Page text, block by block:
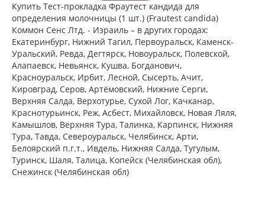
Купить Тест-прокладка Фраутест кандида для
определения молочницы (1 шт.) (Frautest candida)
Коммон Сенс Лтд. - Израиль – в других городах:
Екатеринбург, Нижний Тагил, Первоуральск, Каменск-
Уральский, Ревда, Дегтярск, Новоуральск, Полевской,
Алапаевск, Невьянск, Кушва, Богданович,
Красноуральск, Ирбит, Лесной, Сысерть, Ачит,
Кировград, Серов, Артёмовский, Нижние Cерги,
Верхняя Салда, Верхотурье, Сухой Лог, Качканар,
Краснотурьинск, Реж, Асбест, Михайловск, Новая Ляля,
Камышлов, Верхняя Тура, Талинка, Карпинск, Нижняя
Тура, Тавда, Североуральск, Челябинск, Арти,
Белоярский п.г.т., Ивдель, Нижняя Салда, Тугулым,
Туринск, Шаля, Талица, Копейск (Челябинская обл),
Снежинск (Челябинская обл)